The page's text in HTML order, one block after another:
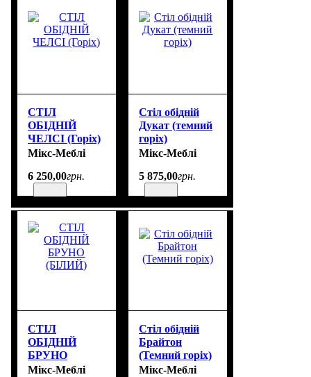
СТІЛ
ОБІДНІЙ
ЧЕЛСІ (Горіх)
Мікс-Меблі
6 250,00грн.
Стіл обідній
Дукат (темний
горіх)
Мікс-Меблі
5 875,00грн.
СТІЛ
ОБІДНІЙ
БРУНО
(БІЛИЙ)
Мікс-Меблі
Стіл обідній
Брайтон
(Темний горіх)
Мікс-Меблі